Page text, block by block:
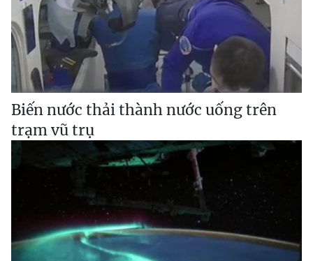
Biến nước thải thành nước uống trên
trạm vũ trụ